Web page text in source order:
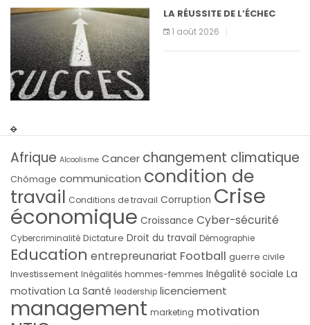
LA RÉUSSITE DE L’ÉCHEC
1 août 2026
Afrique Alcoolisme Cancer changement climatique
Chômage communication condition de
travail Conditions de travail Corruption Crise
économique Croissance Cyber-sécurité
Cybercriminalité Dictature Droit du travail Démographie
Education entrepreunariat Football guerre civile
Investissement Inégalités hommes-femmes Inégalité sociale La
motivation La Santé leadership licenciement
management marketing motivation